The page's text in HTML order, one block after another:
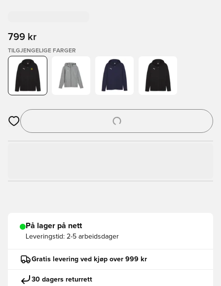
799 kr
TILGJENGELIGE FARGER
Åpner en Modal for å logge inn eller registrere deg som
På lager på nett
Leveringstid: 2-5 arbeidsdager
Gratis levering ved kjøp over 999 kr
30 dagers returrett